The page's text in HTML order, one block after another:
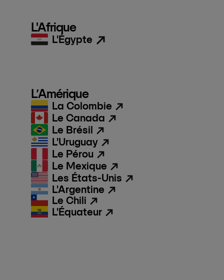
L’Amérique
La Colombie
Le Canada
Le Brésil
L'Uruguay
Le Pérou
Le Mexique
Les États-Unis
L'Argentine
Le Chili
L'Équateur
L'Afrique
L'Égypte